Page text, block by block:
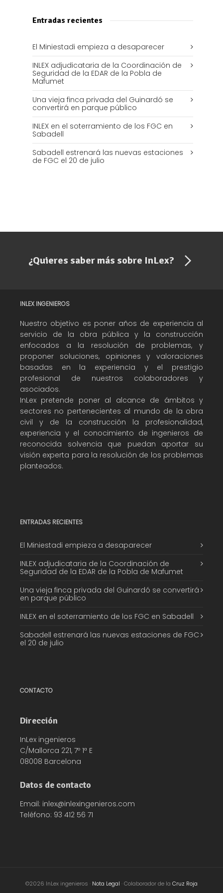
Entradas recientes
El Miniestadi empieza a desaparecer
INLEX adjudicataria de la Coordinación de
Seguridad de la EDAR de la Pobla de
Mafumet
Una vieja finca privada del Guinardó se
convertirá en parque público
INLEX en el soterramiento de los FGC en
Sabadell
Sabadell estrenará las nuevas estaciones
de FGC el 20 de julio
¿Quieres saber más sobre InLex?
INLEX INGENIEROS
Nuestro objetivo es poner años de experiencia al
servicio de la obra pública y la construcción
enfocados a la resolución de problemas, y
proponer soluciones, opiniones y valoraciones
basadas en la experiencia y el prestigio
profesional de nuestros colaboradores y
asociados.
InLex pretende poner al alcance de ámbitos y
sectores no pertenecientes al mundo de la obra
civil y de la construcción la profesionalidad,
experiencia y el conocimiento de ingenieros de
reconocida solvencia que puedan aportar su
visión experta para la resolución de los problemas
planteados.
ENTRADAS RECIENTES
El Miniestadi empieza a desaparecer
INLEX adjudicataria de la Coordinación de
Seguridad de la EDAR de la Pobla de Mafumet
Una vieja finca privada del Guinardó se convertirá
en parque público
INLEX en el soterramiento de los FGC en Sabadell
Sabadell estrenará las nuevas estaciones de FGC
el 20 de julio
CONTACTO
Dirección
InLex ingenieros
C/Mallorca 221, 7º 1ª E
08008 Barcelona
Datos de contacto
Email: inlex@inlexingenieros.com
Teléfono: 93 412 56 71
©2026 InLex ingenieros · Nota Legal · Colaborador de la Cruz Roja